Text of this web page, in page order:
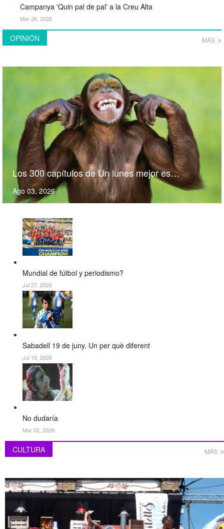
Campanya 'Quin pal de pal' a la Creu Alta
Mar 26, 2026
OPINIÓN
Los 300 capítulos de Un lunes mejor es…
Ago 03, 2026
Mundial de fútbol y periodismo?
Jul 27, 2026
Sabadell 19 de juny. Un per què diferent
Jul 19, 2026
No dudaría
Mar 02, 2026
MÁS
CULTURA MÁS